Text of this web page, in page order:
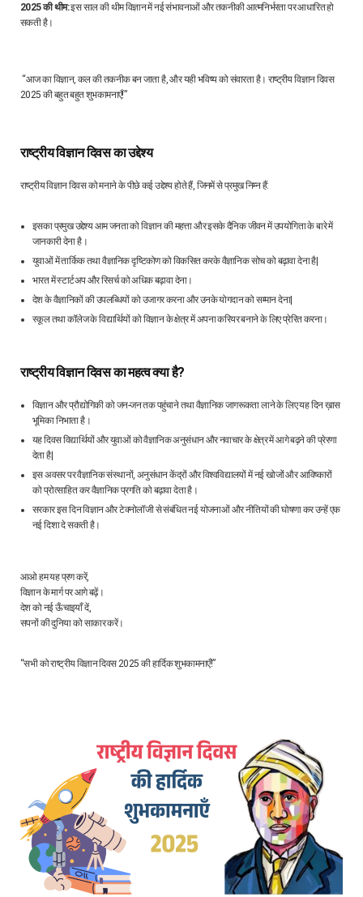
2025 की थीम:इस साल की थीम विज्ञान में नई संभावनाओं और तकनीकी आत्मनिर्भरता पर आधारित हो
सकती है।
“आज का विज्ञान, कल की तकनीक बन जाता है, और यही भविष्य को संवारता है। राष्ट्रीय विज्ञान दिवस
2025 की बहुत बहुत शुभकामनाएँ!”
राष्ट्रीय विज्ञान दिवस का उद्देश्य
राष्ट्रीय विज्ञान दिवस को मनाने के पीछे कई उद्देश्य होते हैं, जिनमें से प्रमुख निम्न हैं:
इसका प्रमुख उद्देश्य आम जनता को विज्ञान की महत्ता और इसके दैनिक जीवन में उपयोगिता के बारे में
जानकारी देना है।
युवाओं में तार्किक तथा वैज्ञानिक दृष्टिकोण को विकसित करके वैज्ञानिक सोच को बढ़ावा देना है|
भारत में स्टार्टअप और रिसर्च को अधिक बढ़ावा देना।
देश के वैज्ञानिकों की उपलब्धियों को उजागर करना और उनके योगदान को सम्मान देना|
स्कूल तथा कॉलेज के विद्यार्थियों को विज्ञान के क्षेत्र में अपना करियर बनाने के लिए प्रेरित करना।
राष्ट्रीय विज्ञान दिवस का महत्व क्या है?
विज्ञान और प्रौद्योगिकी को जन-जन तक पहुंचाने तथा वैज्ञानिक जागरूकता लाने के लिए यह दिन ख़ास
भूमिका निभाता है।
यह दिवस विद्यार्थियों और युवाओं को वैज्ञानिक अनुसंधान और नवाचार के क्षेत्र में आगे बढ़ने की प्रेरणा
देता है|
इस अवसर पर वैज्ञानिक संस्थानों, अनुसंधान केंद्रों और विश्वविद्यालयों में नई खोजों और आविष्कारों
को प्रोत्साहित कर वैज्ञानिक प्रगति को बढ़ावा देता है।
सरकार इस दिन विज्ञान और टेक्नोलॉजी से संबंधित नई योजनाओं और नीतियों की घोषणा कर उन्हें एक
नई दिशा दे सकती है।
आओ हम यह प्रण करें,
विज्ञान के मार्ग पर आगे बढ़ें।
देश को नई ऊँचाइयाँ दें,
सपनों की दुनिया को साकार करें।
“सभी को राष्ट्रीय विज्ञान दिवस 2025 की हार्दिक शुभकामनाएँ!”